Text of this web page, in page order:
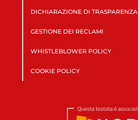
DICHIARAZIONE DI TRASPARENZA
GESTIONE DEI RECLAMI
WHISTLEBLOWER POLICY
COOKIE POLICY